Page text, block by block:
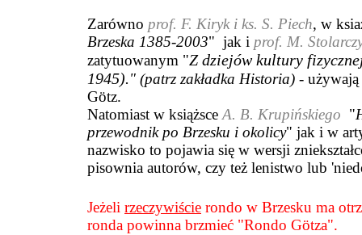
Zarówno prof. F. Kiryk i ks. S. Piech, w
Brzeska 1385-2003" jak i prof. M.
zatytuowanym "Z dziejów kultury
1945)." (patrz zakładka Historia) -
Götz.
Natomiast w książsceA. B. Krupińskiego "
przewodnik po Brzesku i okolicy" jak i w
nazwisko to pojawia się w wersji
pisownia autorów, czy też lenistwo lub
Jeżeli rzeczywiście rondo w Brzesku ma
ronda powinna brzmieć "Rondo Götza".